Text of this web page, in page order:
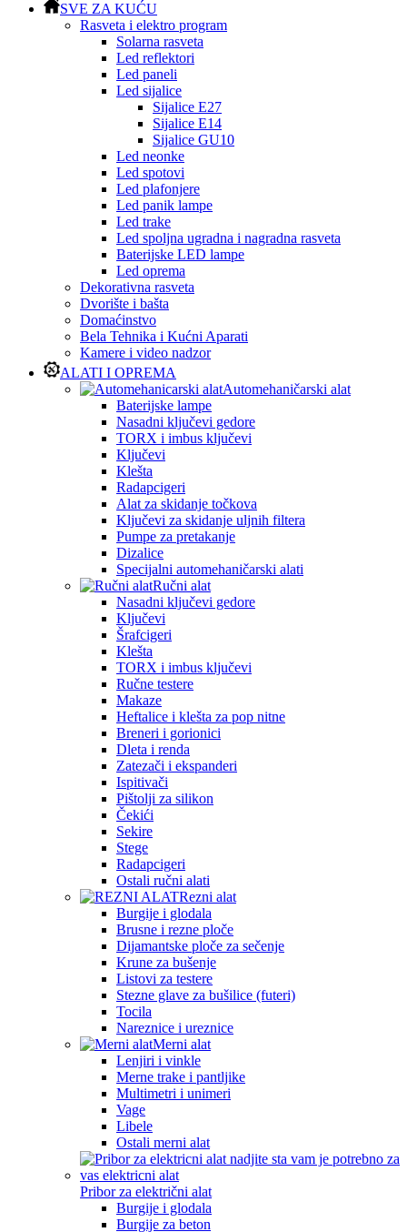
SVE ZA KUĆU
Rasveta i elektro program
Solarna rasveta
Led reflektori
Led paneli
Led sijalice
Sijalice E27
Sijalice E14
Sijalice GU10
Led neonke
Led spotovi
Led plafonjere
Led panik lampe
Led trake
Led spoljna ugradna i nagradna rasveta
Baterijske LED lampe
Led oprema
Dekorativna rasveta
Dvorište i bašta
Domaćinstvo
Bela Tehnika i Kućni Aparati
Kamere i video nadzor
ALATI I OPREMA
Automehaničarski alat
Baterijske lampe
Nasadni ključevi gedore
TORX i imbus ključevi
Ključevi
Klešta
Radapcigeri
Alat za skidanje točkova
Ključevi za skidanje uljnih filtera
Pumpe za pretakanje
Dizalice
Specijalni automehaničarski alati
Ručni alat
Nasadni ključevi gedore
Ključevi
Šrafcigeri
Klešta
TORX i imbus ključevi
Ručne testere
Makaze
Heftalice i klešta za pop nitne
Breneri i gorionici
Dleta i renda
Zatezači i ekspanderi
Ispitivači
Pištolji za silikon
Čekići
Sekire
Stege
Radapcigeri
Ostali ručni alati
Rezni alat
Burgije i glodala
Brusne i rezne ploče
Dijamantske ploče za sečenje
Krune za bušenje
Listovi za testere
Stezne glave za bušilice (futeri)
Tocila
Nareznice i ureznice
Merni alat
Lenjiri i vinkle
Merne trake i pantljike
Multimetri i unimeri
Vage
Libele
Ostali merni alat
Pribor za električni alat
Burgije i glodala
Burgije za beton